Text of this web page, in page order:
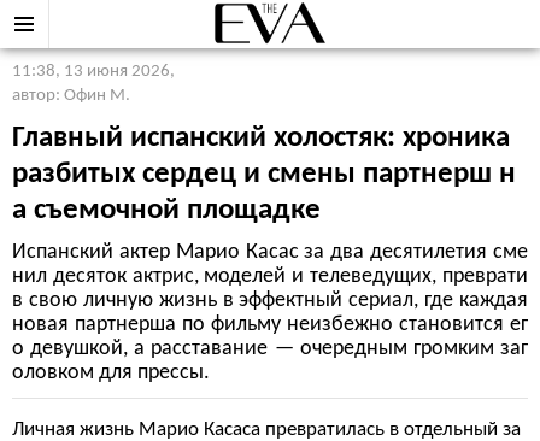
11:38, 13 июня 2026,
автор: Офин М.
Главный испанский холостяк: хроника
разбитых сердец и смены партнерш н
а съемочной площадке
Испанский актер Марио Касас за два десятилетия сме
нил десяток актрис, моделей и телеведущих, преврати
в свою личную жизнь в эффектный сериал, где каждая
новая партнерша по фильму неизбежно становится ег
о девушкой, а расставание — очередным громким заг
оловком для прессы.
Личная жизнь Марио Касаса превратилась в отдельный за